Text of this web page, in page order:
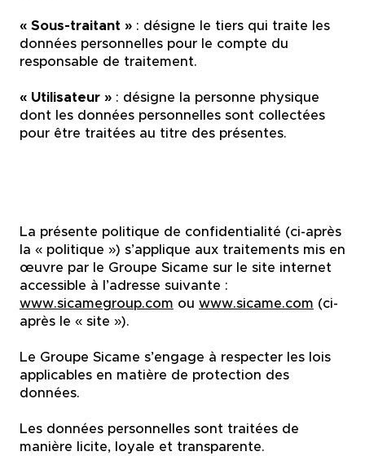
« Sous-traitant » : désigne le tiers qui traite les
données personnelles pour le compte du
responsable de traitement.
« Utilisateur » : désigne la personne physique
dont les données personnelles sont collectées
pour être traitées au titre des présentes.
La présente politique de confidentialité (ci-après
la « politique ») s’applique aux traitements mis en
œuvre par le Groupe Sicame sur le site internet
accessible à l’adresse suivante :
www.sicamegroup.com ou www.sicame.com (ci-
après le « site »).
Le Groupe Sicame s’engage à respecter les lois
applicables en matière de protection des
données.
Les données personnelles sont traitées de
manière licite, loyale et transparente.